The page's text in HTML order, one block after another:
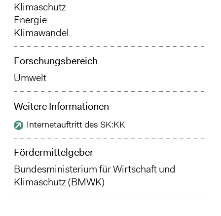
Klimaschutz
Energie
Klimawandel
Forschungsbereich
Umwelt
Weitere Informationen
Internetauftritt des SK:KK
Fördermittelgeber
Bundesministerium für Wirtschaft und
Klimaschutz (BMWK)